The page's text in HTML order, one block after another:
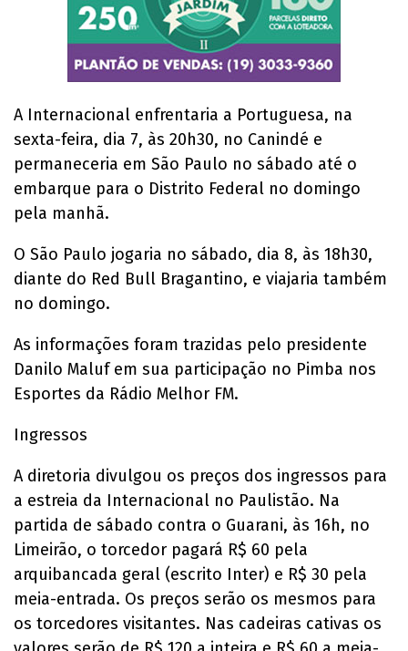
A Internacional enfrentaria a Portuguesa, na
sexta-feira, dia 7, às 20h30, no Canindé e
permaneceria em São Paulo no sábado até o
embarque para o Distrito Federal no domingo
pela manhã.
O São Paulo jogaria no sábado, dia 8, às 18h30,
diante do Red Bull Bragantino, e viajaria também
no domingo.
As informações foram trazidas pelo presidente
Danilo Maluf em sua participação no Pimba nos
Esportes da Rádio Melhor FM.
Ingressos
A diretoria divulgou os preços dos ingressos para
a estreia da Internacional no Paulistão. Na
partida de sábado contra o Guarani, às 16h, no
Limeirão, o torcedor pagará R$ 60 pela
arquibancada geral (escrito Inter) e R$ 30 pela
meia-entrada. Os preços serão os mesmos para
os torcedores visitantes. Nas cadeiras cativas os